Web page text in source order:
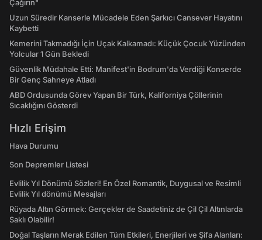
Çağırın"
Uzun Süredir Kanserle Mücadele Eden Şarkıcı Cansever Hayatını
Kaybetti
Kemerini Takmadığı İçin Uçak Kalkamadı: Küçük Çocuk Yüzünden
Yolcular 1 Gün Bekledi
Güvenlik Müdahale Etti: Manifest'in Bodrum'da Verdiği Konserde
Bir Genç Sahneye Atladı
ABD Ordusunda Görev Yapan Bir Türk, Kaliforniya Çöllerinin
Sıcaklığını Gösterdi
Hızlı Erişim
Hava Durumu
Son Depremler Listesi
Evlilik Yıl Dönümü Sözleri! En Özel Romantik, Duygusal ve Resimli
Evlilik Yıl dönümü Mesajları
Rüyada Altın Görmek: Gerçekler de Saadetiniz de Çil Çil Altınlarda
Saklı Olabilir!
Doğal Taşların Merak Edilen Tüm Etkileri, Enerjileri ve Şifa Alanları: